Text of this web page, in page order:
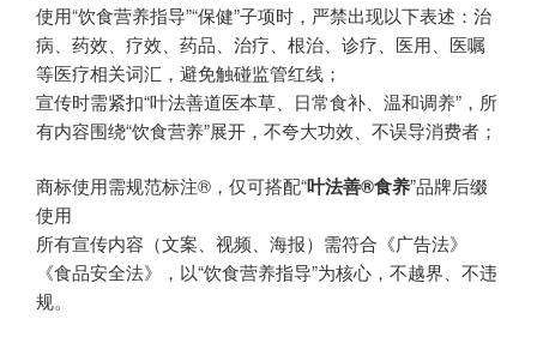
使用“饮食营养指导”“保健”子项时，严禁出现以下表述：治
病、药效、疗效、药品、治疗、根治、诊疗、医用、医嘱
等医疗相关词汇，避免触碰监管红线；
宣传时需紧扣“叶法善道医本草、日常食补、温和调养”，所
有内容围绕“饮食营养”展开，不夸大功效、不误导消费者；
商标使用需规范标注®，仅可搭配“叶法善®食养”品牌后缀
使用
所有宣传内容（文案、视频、海报）需符合《广告法》
《食品安全法》，以“饮食营养指导”为核心，不越界、不违
规。